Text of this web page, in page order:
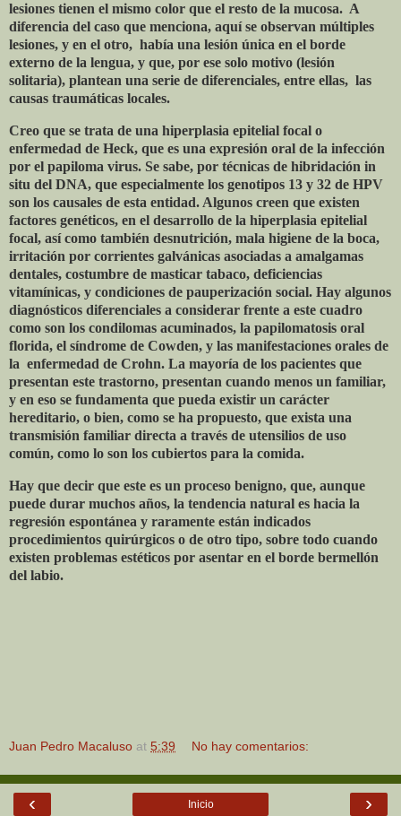
lesiones tienen el mismo color que el resto de la mucosa. A
diferencia del caso que menciona, aquí se observan múltiples
lesiones, y en el otro, había una lesión única en el borde
externo de la lengua, y que, por ese solo motivo (lesión
solitaria), plantean una serie de diferenciales, entre ellas, las
causas traumáticas locales.
Creo que se trata de una hiperplasia epitelial focal o
enfermedad de Heck, que es una expresión oral de la infección
por el papiloma virus. Se sabe, por técnicas de hibridación in
situ del DNA, que especialmente los genotipos 13 y 32 de HPV
son los causales de esta entidad. Algunos creen que existen
factores genéticos, en el desarrollo de la hiperplasia epitelial
focal, así como también desnutrición, mala higiene de la boca,
irritación por corrientes galvánicas asociadas a amalgamas
dentales, costumbre de masticar tabaco, deficiencias
vitamínicas, y condiciones de pauperización social. Hay algunos
diagnósticos diferenciales a considerar frente a este cuadro
como son los condilomas acuminados, la papilomatosis oral
florida, el síndrome de Cowden, y las manifestaciones orales de
la enfermedad de Crohn. La mayoría de los pacientes que
presentan este trastorno, presentan cuando menos un familiar,
y en eso se fundamenta que pueda existir un carácter
hereditario, o bien, como se ha propuesto, que exista una
transmisión familiar directa a través de utensilios de uso
común, como lo son los cubiertos para la comida.
Hay que decir que este es un proceso benigno, que, aunque
puede durar muchos años, la tendencia natural es hacia la
regresión espontánea y raramente están indicados
procedimientos quirúrgicos o de otro tipo, sobre todo cuando
existen problemas estéticos por asentar en el borde bermellón
del labio.
Juan Pedro Macaluso at 5:39 No hay comentarios:
‹ ›
Inicio